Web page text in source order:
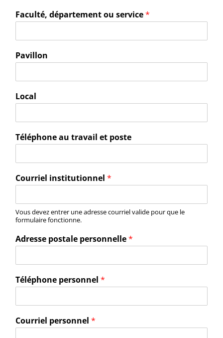
Faculté, département ou service*
Pavillon
Local
Téléphone au travail et poste
Courriel institutionnel *
Vous devez entrer une adresse courriel valide pour que le
formulaire fonctionne.
Adresse postale personnelle*
Téléphone personnel *
Courriel personnel *